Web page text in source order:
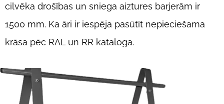
cilvēka drošības un sniega aiztures barjerām ir
1500 mm. Ka āri ir iespēja pasūtīt nepieciešama
krāsa pēc RAL un RR kataloga.